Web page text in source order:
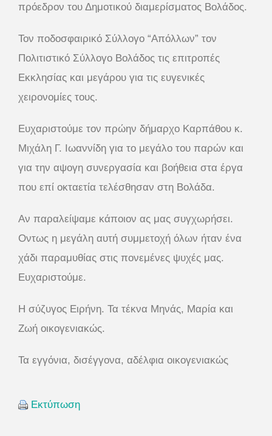
πρόεδρον του Δημοτικού διαμερίσματος Βολάδος.
Τον ποδοσφαιρικό Σύλλογο “Απόλλων” τον
Πολιτιστικό Σύλλογο Βολάδος τις επιτροπές
Εκκλησίας και μεγάρου για τις ευγενικές
χειρονομίες τους.
Ευχαριστούμε τον πρώην δήμαρχο Καρπάθου κ.
Μιχάλη Γ. Ιωαννίδη για το μεγάλο του παρών και
για την αψογη συνεργασία και βοήθεια στα έργα
που επί οκταετία τελέσθησαν στη Βολάδα.
Αν παραλείψαμε κάποιον ας μας συγχωρήσει.
Οντως η μεγάλη αυτή συμμετοχή όλων ήταν ένα
χάδι παραμυθίας στις πονεμένες ψυχές μας.
Ευχαριστούμε.
Η σύζυγος Ειρήνη. Τα τέκνα Μηνάς, Μαρία και
Ζωή οικογενιακώς.
Τα εγγόνια, δισέγγονα, αδέλφια οικογενιακώς
Εκτύπωση